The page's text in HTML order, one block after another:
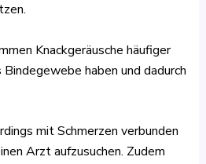
Knackgeräusche häufiger
haben und dadurch
mit Schmerzen verbunden
Arzt aufzusuchen. Zudem